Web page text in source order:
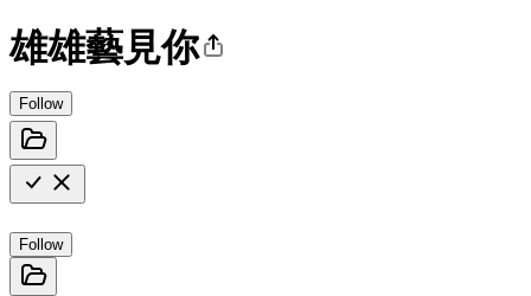
雄雄藝見你
Follow
Follow